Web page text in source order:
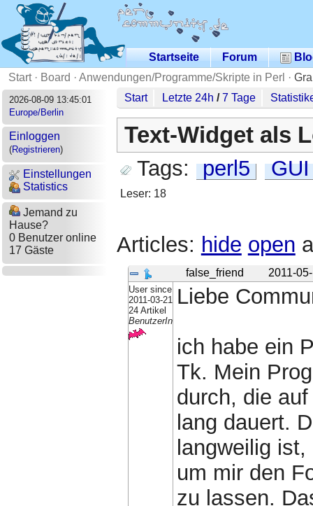
Startseite Forum
Start· Board · Anwendungen/Programme/Skripte in Perl ·
2026-08-09 13:45:01
Europe/Berlin
Einloggen
(Registrieren)
Einstellungen
Statistics
Jemand zu
Hause?
0 Benutzer online
17 Gäste
Start Letzte 24h /7 Tage
Text-Widget als
Tags: perl5 GUI
Leser: 18
Articles: hide open
false_friend 2011-
User since
2011-03-21
24 Artikel
BenutzerIn
Liebe
ich habe ein
Tk. Mein
durch, die
lang dauert.
langweilig
um mir den
zu lassen.